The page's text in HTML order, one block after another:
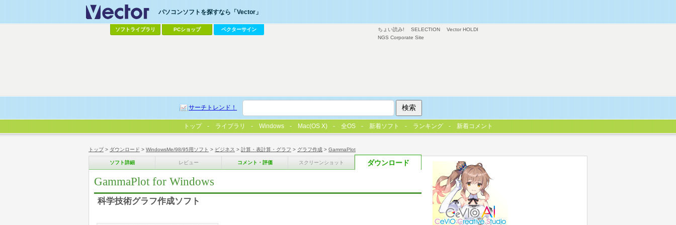
トップ> ダウンロード > WindowsMe/98/95用ソフト > ビジネス > 計算・表計算・グラフ > グラフ作成 > GammaPlot
ソフト詳細 レビュー コメント・評価 スクリーンショット ダウンロード
GammaPlot for Windows
科学技術グラフ作成ソフト
ちょい読み! SELECTION
Vector HOLDI
NGS Corporate Site
パソコンソフトを探すなら「Vector」
ソフトライブラリ PCショップ ベクターサイン
サーチトレンド！
トップ ライブラリ Windows Mac(OS X) 全OS 新着ソフト ランキング 新着コメント